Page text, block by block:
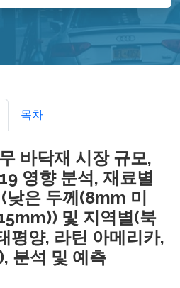
목차
바닥재 시장 규모,
영향 분석, 재료별
은 두께(8mm 미
및 지역별(북
평양, 라틴 아메리카,
분석 및 예측